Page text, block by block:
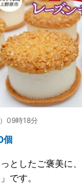
09時18分
個
としたご褒美に
です。